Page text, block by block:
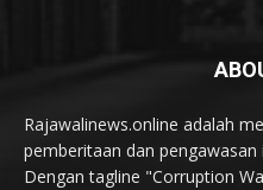
Rajawalinews.online adalah
pemberitaan dan pengawasan
Dengan tagline "Corruption